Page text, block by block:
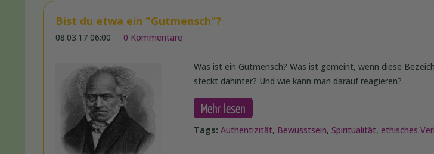
Bist du etwa ein "Gutmensch"?
08.03.17 06:00 0 Kommentare
Was ist ein Gutmensch? Was ist gemeint, wenn diese
steckt dahinter? Und wie kann man darauf reagieren?
Mehr lesen
Tags: Authentizität, Bewusstsein,Spiritualität,ethisches